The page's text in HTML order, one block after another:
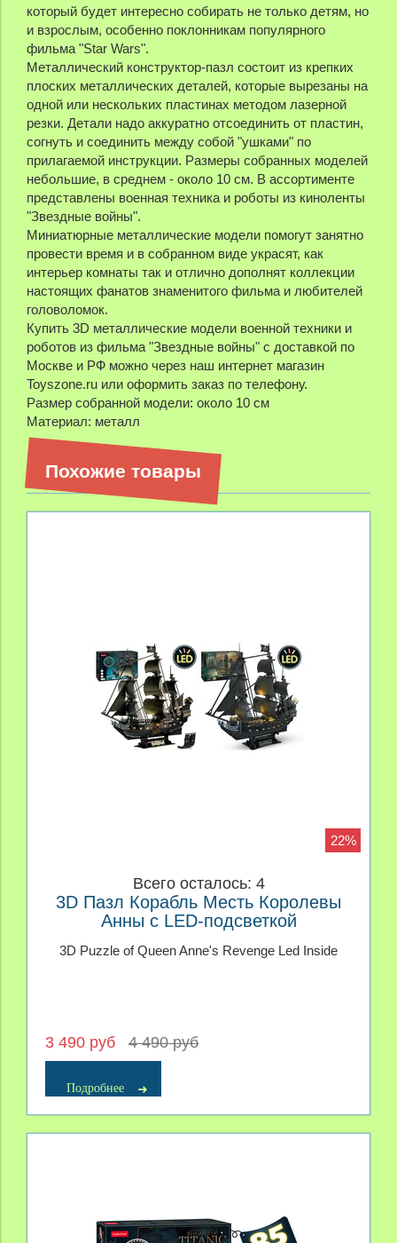
который будет интересно собирать не только детям, но
и взрослым, особенно поклонникам популярного
фильма "Star Wars".
Металлический конструктор-пазл состоит из крепких
плоских металлических деталей, которые вырезаны на
одной или нескольких пластинах методом лазерной
резки. Детали надо аккуратно отсоединить от пластин,
согнуть и соединить между собой "ушками" по
прилагаемой инструкции. Размеры собранных моделей
небольшие, в среднем - около 10 см. В ассортименте
представлены военная техника и роботы из киноленты
"Звездные войны".
Миниатюрные металлические модели помогут занятно
провести время и в собранном виде украсят, как
интерьер комнаты так и отлично дополнят коллекции
настоящих фанатов знаменитого фильма и любителей
головоломок.
Купить 3D металлические модели военной техники и
роботов из фильма "Звездные войны" с доставкой по
Москве и РФ можно через наш интернет магазин
Toyszone.ru или оформить заказ по телефону.
Размер собранной модели: около 10 см
Материал: металл
Похожие товары
22%
Всего осталось: 4
3D Пазл Корабль Месть Королевы
Анны с LED-подсветкой
3D Puzzle of Queen Anne's Revenge Led Inside
3 490 руб 4 490 руб
Подробнее